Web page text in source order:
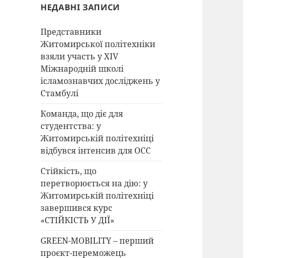
НЕДАВНІ ЗАПИСИ
Представники
Житомирської політехніки
взяли участь у XIV
Міжнародній школі
ісламознавчих досліджень у
Стамбулі
Команда, що діє для
студентства: у
Житомирській політехніці
відбувся інтенсив для ОСС
Стійкість, що
перетворюється на дію: у
Житомирській політехніці
завершився курс
«СТІЙКІСТЬ У ДІЇ»
GREEN-MOBILITY – перший
проєкт-переможець